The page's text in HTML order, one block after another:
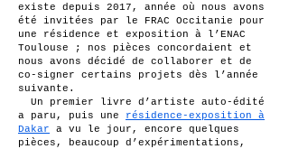
existe depuis 2017, année où nous avons
été invitées par le FRAC Occitanie pour
une résidence et exposition à l’ENAC
Toulouse ; nos pièces concordaient et
nous avons décidé de collaborer et de
co-signer certains projets dès l’année
suivante.
Un premier livre d’artiste auto-édité
a paru, puis une résidence-exposition à
Dakar a vu le jour, encore quelques
pièces, beaucoup d’expérimentations,